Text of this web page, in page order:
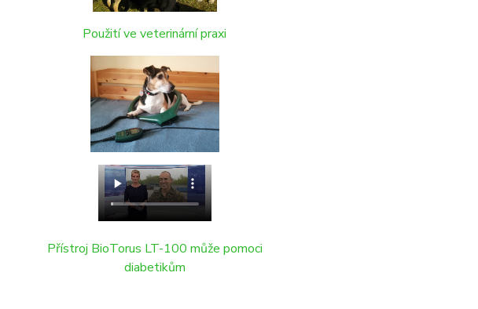
Použití ve veterinární praxi
Přístroj BioTorus LT-100 může pomoci
diabetikům